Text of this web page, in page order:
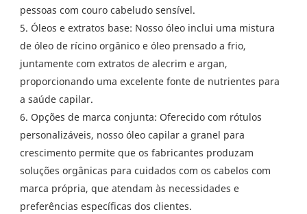
pessoas com couro cabeludo sensível.
5. Óleos e extratos base: Nosso óleo inclui uma mistura
de óleo de rícino orgânico e óleo prensado a frio,
juntamente com extratos de alecrim e argan,
proporcionando uma excelente fonte de nutrientes para
a saúde capilar.
6. Opções de marca conjunta: Oferecido com rótulos
personalizáveis, nosso óleo capilar a granel para
crescimento permite que os fabricantes produzam
soluções orgânicas para cuidados com os cabelos com
marca própria, que atendam às necessidades e
preferências específicas dos clientes.